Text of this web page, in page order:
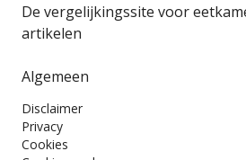
De vergelijkingssite voor
artikelen
Algemeen
Disclaimer
Privacy
Cookies